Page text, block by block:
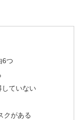
6つ
ていない
クがある